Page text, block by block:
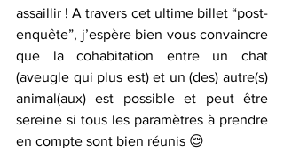
assaillir ! A travers cet ultime billet “post-
enquête”, j’espère bien vous convaincre
que la cohabitation entre un chat
(aveugle qui plus est) et un (des) autre(s)
animal(aux) est possible et peut être
sereine si tous les paramètres à prendre
en compte sont bien réunis 😌